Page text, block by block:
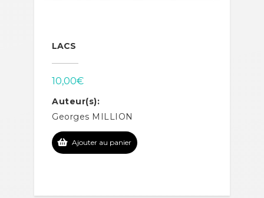
LACS
10,00€
Auteur(s):
Georges MILLION
Ajouter au panier